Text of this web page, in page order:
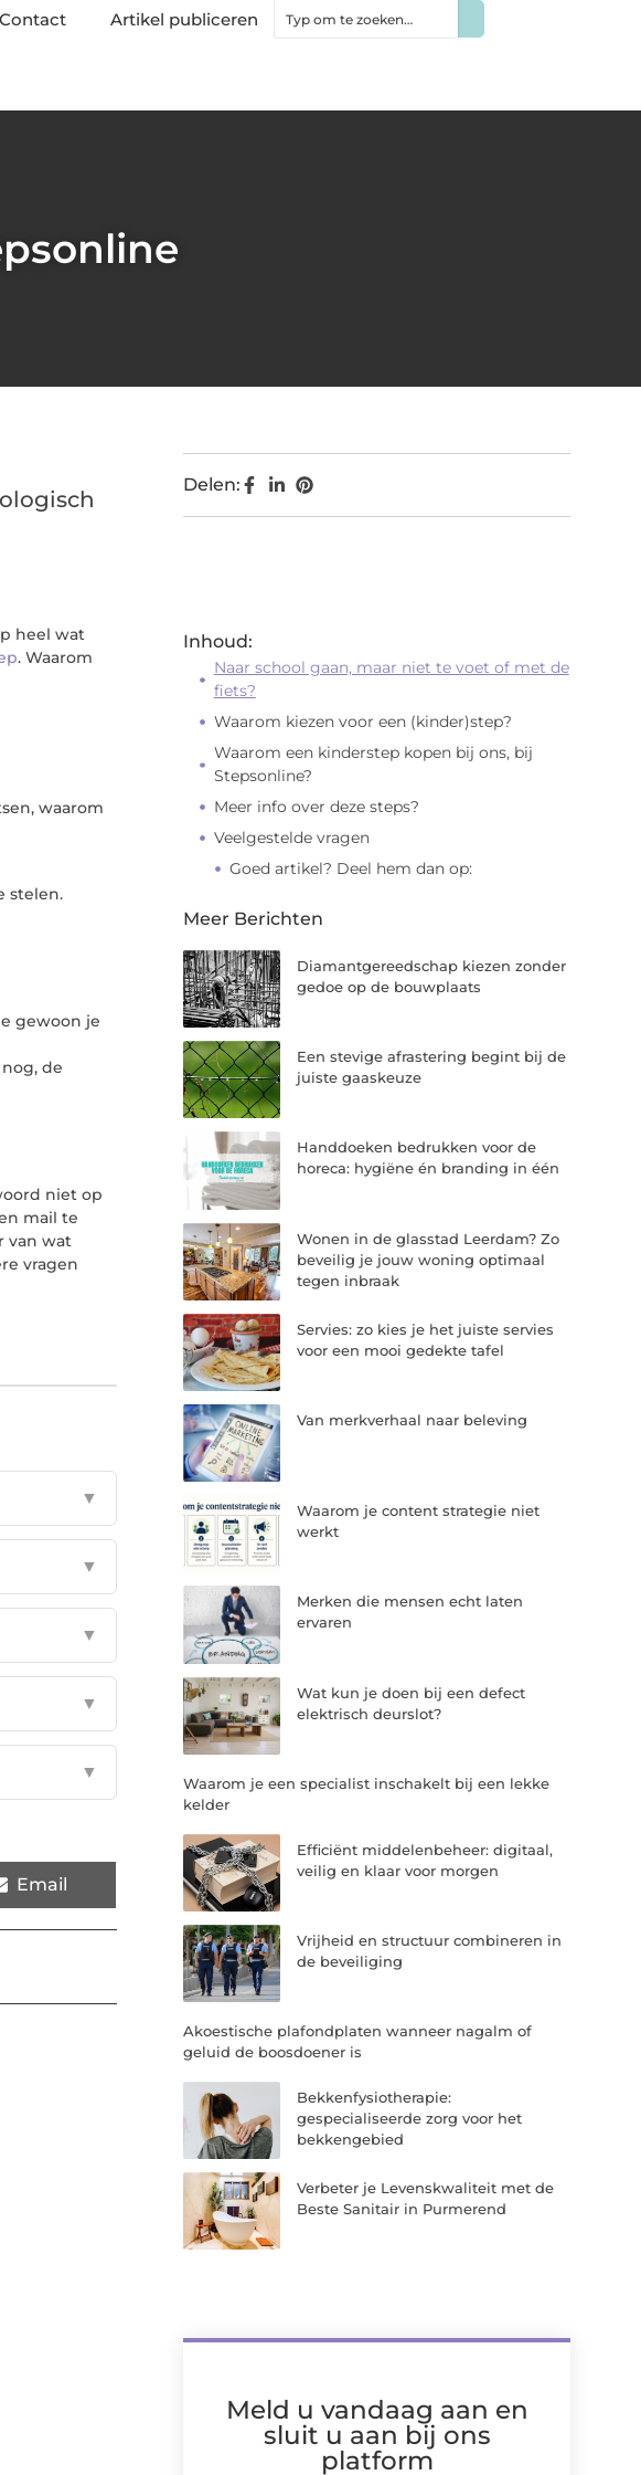
Contact Artikel publiceren
heel wat
. Waarom
waarom
stelen.
gewoon je
de
niet op
mail te
van wat
vragen
▼
▼
▼
▼
▼
Email
Delen:
Inhoud:
Naar school gaan, maar niet te voet of met de
fiets?
Waarom kiezen voor een (kinder)step?
Waarom een kinderstep kopen bij ons, bij
Stepsonline?
Meer info over deze steps?
Veelgestelde vragen
Goed artikel? Deel hem dan op:
Meer Berichten
Diamantgereedschap kiezen zonder
gedoe op de bouwplaats
Een stevige afrastering begint bij de
juiste gaaskeuze
Handdoeken bedrukken voor de
horeca: hygiëne én branding in één
Wonen in de glasstad Leerdam? Zo
beveilig je jouw woning optimaal
tegen inbraak
Servies: zo kies je het juiste servies
voor een mooi gedekte tafel
Van merkverhaal naar beleving
Waarom je content strategie niet
werkt
Merken die mensen echt laten
ervaren
Wat kun je doen bij een defect
elektrisch deurslot?
Waarom je een specialist inschakelt bij een lekke
kelder
Efficiënt middelenbeheer: digitaal,
veilig en klaar voor morgen
Vrijheid en structuur combineren in
de beveiliging
Akoestische plafondplaten wanneer nagalm of
geluid de boosdoener is
Bekkenfysiotherapie:
gespecialiseerde zorg voor het
bekkengebied
Verbeter je Levenskwaliteit met de
Beste Sanitair in Purmerend
Meld u vandaag aan en
sluit u aan bij ons
platform